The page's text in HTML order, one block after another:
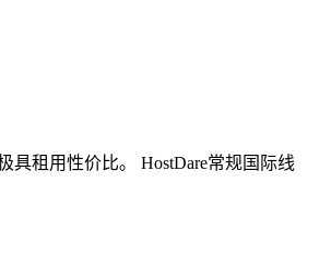
具租用性价比。 HostDare常规国际线